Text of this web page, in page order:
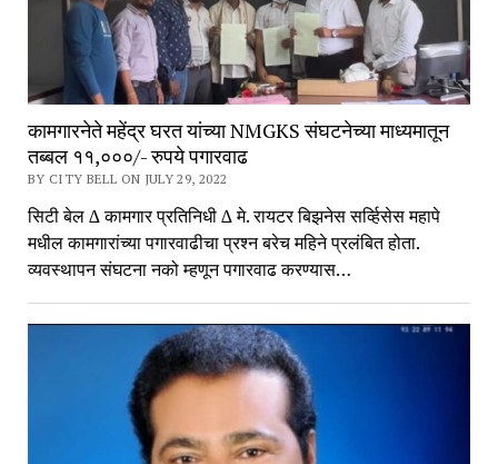
कामगारनेते महेंद्र घरत यांच्या NMGKS संघटनेच्या माध्यमातून
तब्बल ११,०००/- रुपये पगारवाढ
BY CITY BELL ON JULY 29, 2022
सिटी बेल ∆ कामगार प्रतिनिधी ∆ मे. रायटर बिझनेस सर्व्हिसेस महापे
मधील कामगारांच्या पगारवाढीचा प्रश्न बरेच महिने प्रलंबित होता.
व्यवस्थापन संघटना नको म्हणून पगारवाढ करण्यास…